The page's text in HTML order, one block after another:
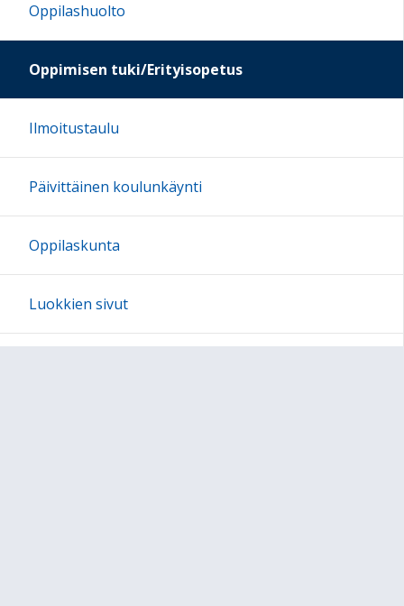
Oppilashuolto
Oppimisen tuki/Erityisopetus
Ilmoitustaulu
Päivittäinen koulunkäynti
Oppilaskunta
Luokkien sivut